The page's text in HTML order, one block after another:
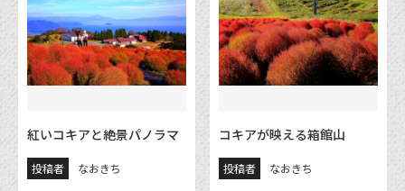
紅いコキアと絶景パノラマ
投稿者 なおきち
コキアが映える箱館山
投稿者 なおきち